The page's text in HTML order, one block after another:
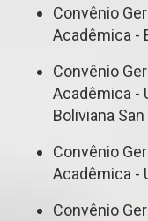
Convênio
Acadêmica -
Convênio
Acadêmica -
Boliviana San
Convênio
Acadêmica -
Convênio